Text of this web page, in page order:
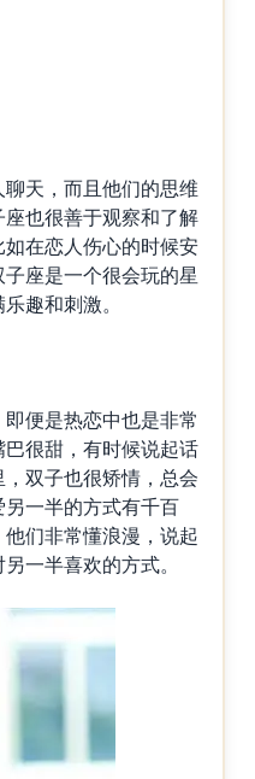
天，而且他们的思维
也很善于观察和了解
在恋人伤心的时候安
座是一个很会玩的星
趣和刺激。
便是热恋中也是非常
很甜，有时候说起话
双子也很矫情，总会
一半的方式有千百
们非常懂浪漫，说起
一半喜欢的方式。